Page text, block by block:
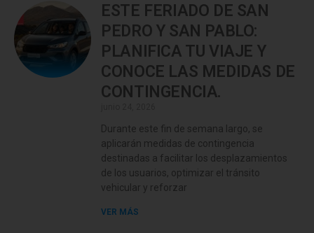
ESTE FERIADO DE SAN
PEDRO Y SAN PABLO:
PLANIFICA TU VIAJE Y
CONOCE LAS MEDIDAS DE
CONTINGENCIA.
Durante este fin de semana largo, se
aplicarán medidas de contingencia
destinadas a facilitar los desplazamientos
de los usuarios, optimizar el tránsito
vehicular y reforzar
VER MÁS